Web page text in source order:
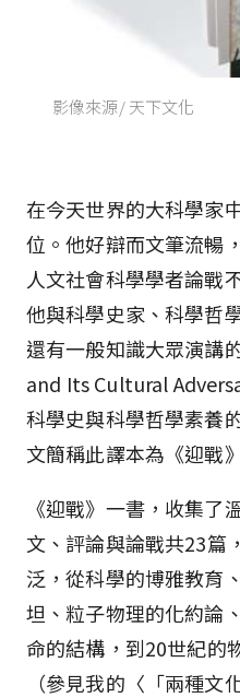
影像來源/ 天下文化
在今天世界的大科學家
位。他好辯而文筆流暢
人文社會科學學者論戰
他與科學史家、科學哲
還有一般知識大眾演講
and Its Cultural
科學史與科學哲學素養
文簡稱此譯本為《迎戰
《迎戰》一書，收集了
文、評論與論戰共23篇
泛，從科學的博雅教育
坦、粒子物理的化約論
命的結構，到20世紀的
（參見我的〈「兩種